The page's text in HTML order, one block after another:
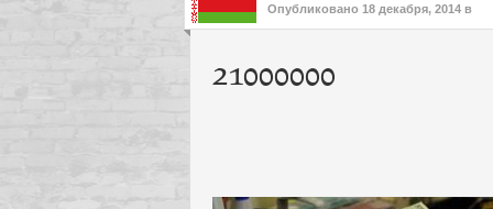
Опубликовано 18 декабря, 2014 в
21000000